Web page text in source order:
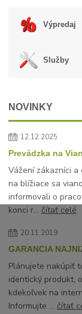
Výpredaj
Služby
NOVINKY
12.12.2025
Prevádzka na
Vážení zákazníci
na blížiace sa
informovali o
konci r...čítať celé
20.11.2019
GARANCIA
Plánujete nakúpiť
identický produkt,
kdekoľvek na
Informujte ...čítať